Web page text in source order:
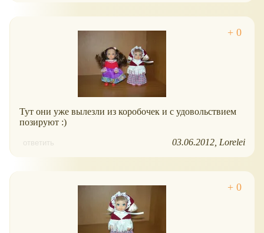
Тут они уже вылезли из коробочек и с удовольствием
позируют :)
ответить 03.06.2012 Lorelei